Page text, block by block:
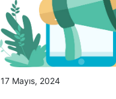
17 Mayıs, 2024